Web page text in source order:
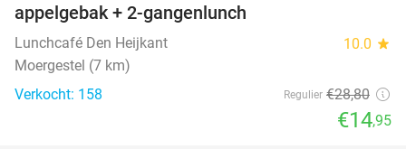
appelgebak + 2-gangenlunch
Lunchcafé Den Heijkant 10.0 star
Moergestel (7 km)
Verkocht: 158
Regulier €28,80
€14,95